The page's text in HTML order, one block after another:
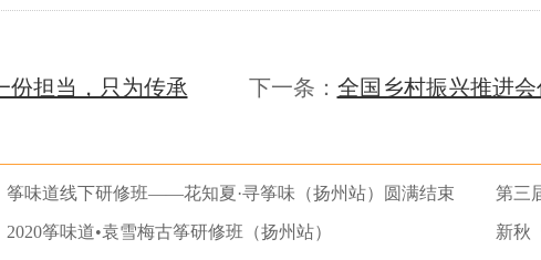
份担当，只为传承 下一条： 全国乡村振兴推进
筝味道线下研修班——花知夏·寻筝味（扬州站）圆满结束 第三
2020筝味道•袁雪梅古筝研修班（扬州站） 新秋